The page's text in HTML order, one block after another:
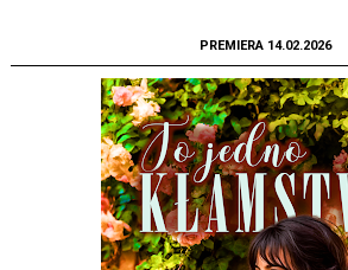
PREMIERA 14.02.2026